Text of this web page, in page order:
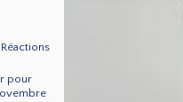
pour